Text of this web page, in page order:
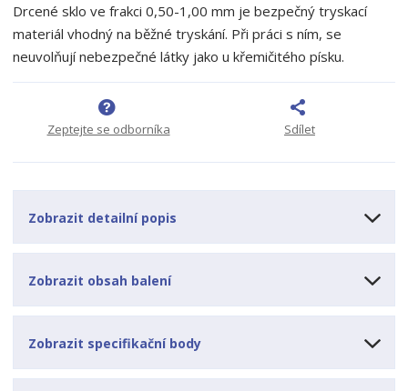
Drcené sklo ve frakci 0,50-1,00 mm je bezpečný tryskací
materiál vhodný na běžné tryskání. Při práci s ním, se
neuvolňují nebezpečné látky jako u křemičitého písku.
Zeptejte se odborníka Sdílet
Zobrazit detailní popis
Zobrazit obsah balení
Zobrazit specifikační body